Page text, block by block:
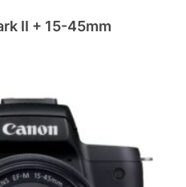
II + 15-45mm